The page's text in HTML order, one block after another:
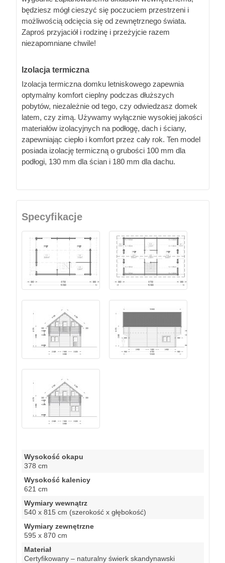
będziesz mógł cieszyć się poczuciem przestrzeni i
możliwością odcięcia się od zewnętrznego świata.
Zaproś przyjaciół i rodzinę i przeżyjcie razem
niezapomniane chwile!
Izolacja termiczna
Izolacja termiczna domku letniskowego zapewnia
optymalny komfort cieplny podczas dłuższych
pobytów, niezależnie od tego, czy odwiedzasz domek
latem, czy zimą. Używamy wyłącznie wysokiej jakości
materiałów izolacyjnych na podłogę, dach i ściany,
zapewniając ciepło i komfort przez cały rok. Ten model
posiada izolację termiczną o grubości 100 mm dla
podłogi, 130 mm dla ścian i 180 mm dla dachu.
Specyfikacje
Wysokość okapu
378 cm
Wysokość kalenicy
621 cm
Wymiary wewnątrz
540 x 815 cm (szerokość x głębokość)
Wymiary zewnętrzne
595 x 870 cm
Materiał
Certyfikowany – naturalny świerk skandynawski